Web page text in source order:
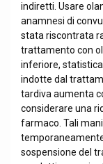
indiretti. Usare
anamnesi di
stata riscontrata
trattamento con
inferiore,
indotte dal
tardiva aumenta
considerare una
farmaco. Tali
sospensione del